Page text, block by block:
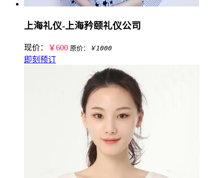
上海礼仪-上海矜颐礼仪公司
现价： ￥600 原价： ￥1000
即刻预订